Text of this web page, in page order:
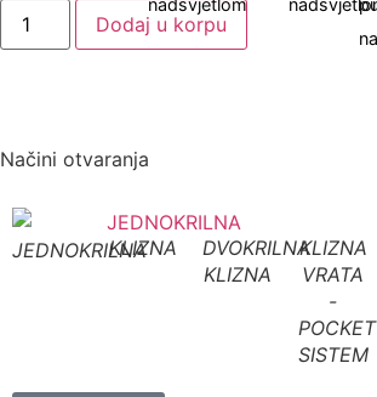
Dodaj u korpu
Načini otvaranja
JEDNOKRILNA
KLIZNA
DVOKRILNA
KLIZNA
KLIZNA
VRATA
-
POCKET
SISTEM